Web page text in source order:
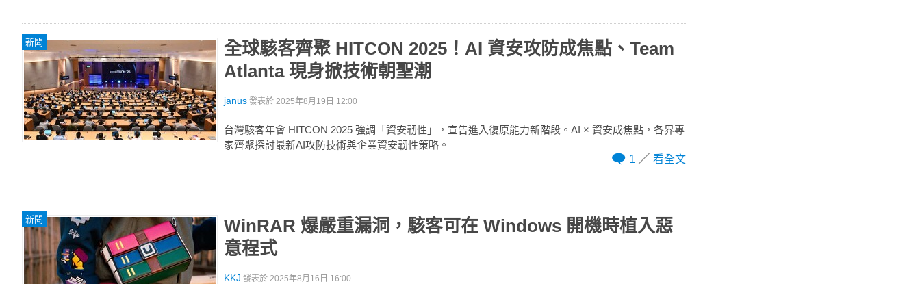
新聞
全球駭客齊聚 HITCON 2025！AI 資安攻防成焦點、Team
Atlanta 現身掀技術朝聖潮
janus 發表於 2025年8月19日 12:00
台灣駭客年會 HITCON 2025 強調「資安韌性」，宣告進入復原能力新階段。AI × 資安成焦點，各界專
家齊聚探討最新AI攻防技術與企業資安韌性策略。
1
看全文
新聞
WinRAR 爆嚴重漏洞，駭客可在 Windows 開機時植入惡
意程式
KKJ 發表於 2025年8月16日 16:00